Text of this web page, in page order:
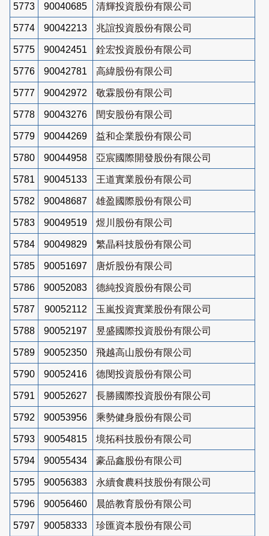
5773 90040685 清輝投資股份有限公司
5774 90042213 兆誼投資股份有限公司
5775 90042451 銓宏投資股份有限公司
5776 90042781 高緯股份有限公司
5777 90042972 敬霖股份有限公司
5778 90043276 閏安股份有限公司
5779 90044269 益和企業股份有限公司
5780 90044958 亞宸國際開發股份有限公司
5781 90045133 王道實業股份有限公司
5782 90048687 雄盈國際股份有限公司
5783 90049519 煜川股份有限公司
5784 90049829 繁晶科技股份有限公司
5785 90051697 唐炘股份有限公司
5786 90052083 德純投資股份有限公司
5787 90052112 玉嵐投資實業股份有限公司
5788 90052197 昱盛國際投資股份有限公司
5789 90052350 飛越高山股份有限公司
5790 90052416 德閔投資股份有限公司
5791 90052627 長勝國際投資股份有限公司
5792 90053956 乘勢健身股份有限公司
5793 90054815 境拓科技股份有限公司
5794 90055434 豪品鑫股份有限公司
5795 90056383 永續食農科技股份有限公司
5796 90056460 晨皓教育股份有限公司
5797 90058333 珍匯資本股份有限公司